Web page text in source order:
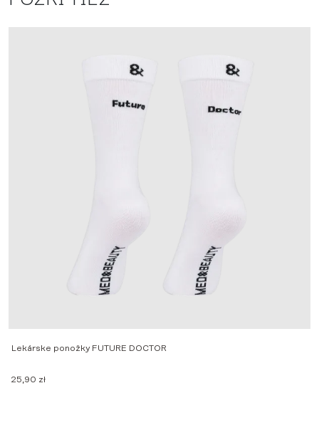
Lekárske ponožky FUTURE DOCTOR
25,90 zł